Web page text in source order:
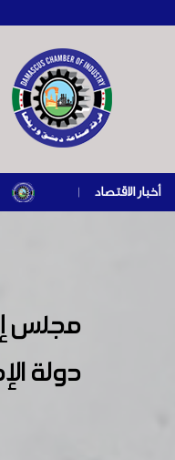
أخبار الاقتصاد | المرسوم الرئاسي رقم /
مجلس
دولة